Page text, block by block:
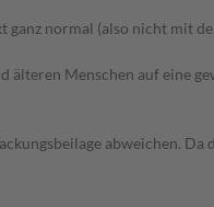
ganz normal (also nicht mit
älteren Menschen auf eine
abweichen.